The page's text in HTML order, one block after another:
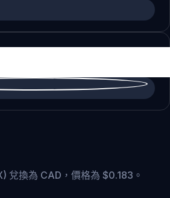
兌換為 CAD，價格為 $0.183。